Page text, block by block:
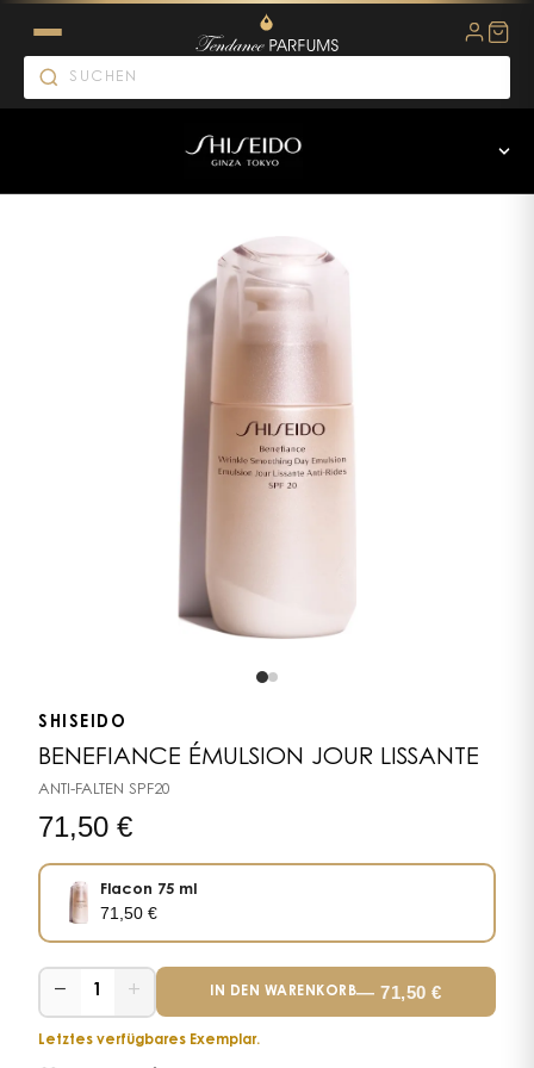
SHISEIDO
BENEFIANCE ÉMULSION JOUR LISSANTE
ANTI-FALTEN SPF20
71,50 €
Flacon 75 ml
71,50€
− 1 + IN DEN WARENKORB—71,50 €
Letztes verfügbares Exemplar.